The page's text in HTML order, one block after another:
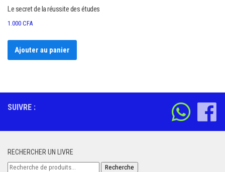
Le secret de la réussite des études
1.000 CFA
Ajouter au panier
SUIVRE :
RECHERCHER UN LIVRE
Recherche
Recherche